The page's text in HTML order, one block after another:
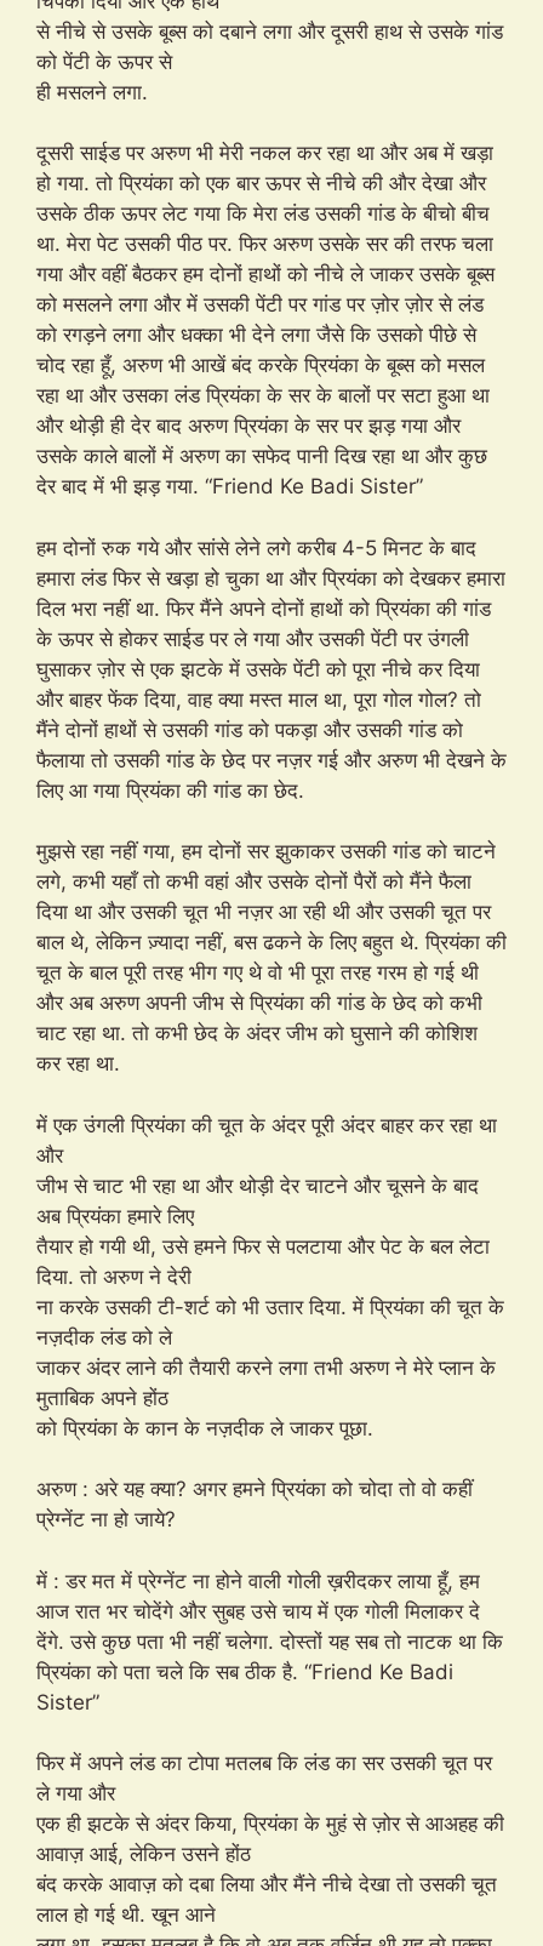
से नीचे से उसके बूब्स को दबाने लगा और दूसरी हाथ से उसके गांड
को पेंटी के ऊपर से
ही मसलने लगा.
दूसरी साईड पर अरुण भी मेरी नकल कर रहा था और अब में खड़ा
हो गया. तो प्रियंका को एक बार ऊपर से नीचे की और देखा और
उसके ठीक ऊपर लेट गया कि मेरा लंड उसकी गांड के बीचो बीच
था. मेरा पेट उसकी पीठ पर. फिर अरुण उसके सर की तरफ चला
गया और वहीं बैठकर हम दोनों हाथों को नीचे ले जाकर उसके बूब्स
को मसलने लगा और में उसकी पेंटी पर गांड पर ज़ोर ज़ोर से लंड
को रगड़ने लगा और धक्का भी देने लगा जैसे कि उसको पीछे से
चोद रहा हूँ, अरुण भी आखें बंद करके प्रियंका के बूब्स को मसल
रहा था और उसका लंड प्रियंका के सर के बालों पर सटा हुआ था
और थोड़ी ही देर बाद अरुण प्रियंका के सर पर झड़ गया और
उसके काले बालों में अरुण का सफेद पानी दिख रहा था और कुछ
देर बाद में भी झड़ गया. “Friend Ke Badi Sister”
हम दोनों रुक गये और सांसे लेने लगे करीब 4-5 मिनट के बाद
हमारा लंड फिर से खड़ा हो चुका था और प्रियंका को देखकर हमारा
दिल भरा नहीं था. फिर मैंने अपने दोनों हाथों को प्रियंका की गांड
के ऊपर से होकर साईड पर ले गया और उसकी पेंटी पर उंगली
घुसाकर ज़ोर से एक झटके में उसके पेंटी को पूरा नीचे कर दिया
और बाहर फेंक दिया, वाह क्या मस्त माल था, पूरा गोल गोल? तो
मैंने दोनों हाथों से उसकी गांड को पकड़ा और उसकी गांड को
फैलाया तो उसकी गांड के छेद पर नज़र गई और अरुण भी देखने के
लिए आ गया प्रियंका की गांड का छेद.
मुझसे रहा नहीं गया, हम दोनों सर झुकाकर उसकी गांड को चाटने
लगे, कभी यहाँ तो कभी वहां और उसके दोनों पैरों को मैंने फैला
दिया था और उसकी चूत भी नज़र आ रही थी और उसकी चूत पर
बाल थे, लेकिन ज़्यादा नहीं, बस ढकने के लिए बहुत थे. प्रियंका की
चूत के बाल पूरी तरह भीग गए थे वो भी पूरा तरह गरम हो गई थी
और अब अरुण अपनी जीभ से प्रियंका की गांड के छेद को कभी
चाट रहा था. तो कभी छेद के अंदर जीभ को घुसाने की कोशिश
कर रहा था.
में एक उंगली प्रियंका की चूत के अंदर पूरी अंदर बाहर कर रहा था
और
जीभ से चाट भी रहा था और थोड़ी देर चाटने और चूसने के बाद
अब प्रियंका हमारे लिए
तैयार हो गयी थी, उसे हमने फिर से पलटाया और पेट के बल लेटा
दिया. तो अरुण ने देरी
ना करके उसकी टी-शर्ट को भी उतार दिया. में प्रियंका की चूत के
नज़दीक लंड को ले
जाकर अंदर लाने की तैयारी करने लगा तभी अरुण ने मेरे प्लान के
मुताबिक अपने होंठ
को प्रियंका के कान के नज़दीक ले जाकर पूछा.
अरुण : अरे यह क्या? अगर हमने प्रियंका को चोदा तो वो कहीं
प्रेग्नेंट ना हो जाये?
में : डर मत में प्रेग्नेंट ना होने वाली गोली ख़रीदकर लाया हूँ, हम
आज रात भर चोदेंगे और सुबह उसे चाय में एक गोली मिलाकर दे
देंगे. उसे कुछ पता भी नहीं चलेगा. दोस्तों यह सब तो नाटक था कि
प्रियंका को पता चले कि सब ठीक है. “Friend Ke Badi
Sister”
फिर में अपने लंड का टोपा मतलब कि लंड का सर उसकी चूत पर
ले गया और
एक ही झटके से अंदर किया, प्रियंका के मुहं से ज़ोर से आअहह की
आवाज़ आई, लेकिन उसने होंठ
बंद करके आवाज़ को दबा लिया और मैंने नीचे देखा तो उसकी चूत
लाल हो गई थी. खून आने